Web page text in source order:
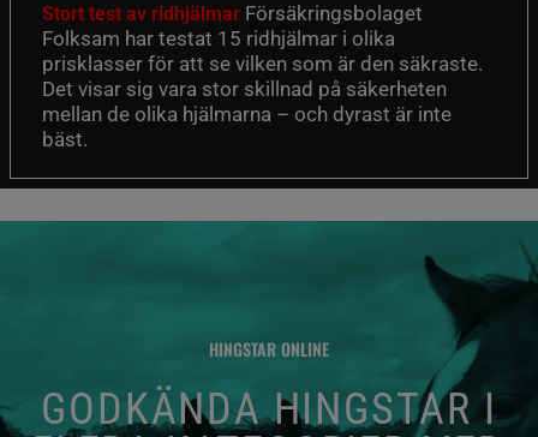
Stort test av ridhjälmar Försäkringsbolaget
Folksam har testat 15 ridhjälmar i olika
prisklasser för att se vilken som är den säkraste.
Det visar sig vara stor skillnad på säkerheten
mellan de olika hjälmarna – och dyrast är inte
bäst.
HINGSTAR ONLINE
GODKÄNDA HINGSTAR I